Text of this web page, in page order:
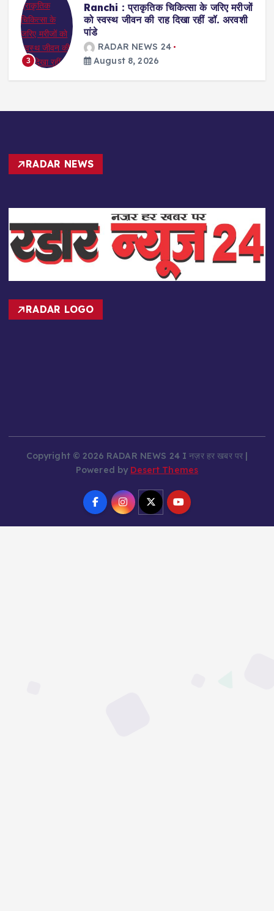
3
Ranchi : प्राकृतिक चिकित्सा के जरिए मरीजों
को स्वस्थ जीवन की राह दिखा रहीं डॉ. अरवशी
पांडे
RADAR NEWS 24
August 8, 2026
RADAR NEWS
RADAR LOGO
Copyright © 2026 RADAR NEWS 24 I नज़र हर खबर पर |
Powered by Desert Themes